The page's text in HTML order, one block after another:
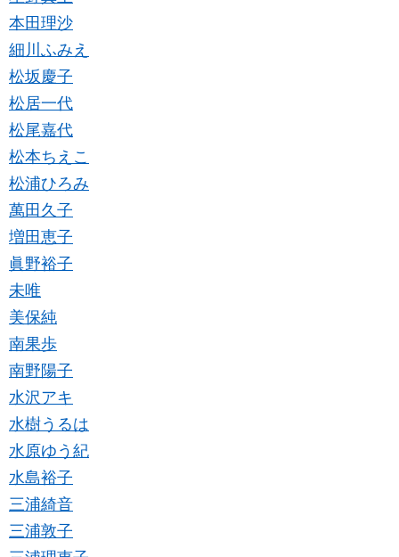
本田理沙
細川ふみえ
松坂慶子
松居一代
松尾嘉代
松本ちえこ
松浦ひろみ
萬田久子
増田恵子
眞野裕子
未唯
美保純
南果歩
南野陽子
水沢アキ
水樹うるは
水原ゆう紀
水島裕子
三浦綺音
三浦敦子